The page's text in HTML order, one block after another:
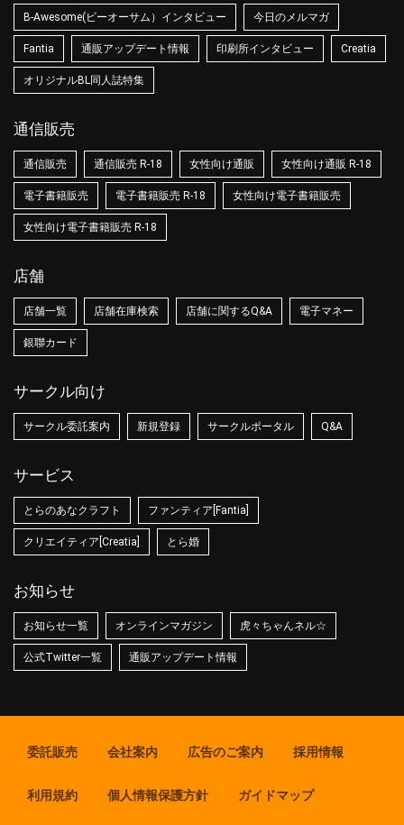
B-Awesome(ビーオーサム）インタビュー 今日のメルマガ
Fantia 通販アップデート情報 印刷所インタビュー Creatia
オリジナルBL同人誌特集
通信販売
通信販売 通信販売 R-18 女性向け通販 女性向け通販 R-18
電子書籍販売 電子書籍販売 R-18 女性向け電子書籍販売
女性向け電子書籍販売 R-18
店舗
店舗一覧 店舗在庫検索 店舗に関するQ&A 電子マネー
銀聯カード
サークル向け
サークル委託案内 新規登録 サークルポータル Q&A
サービス
とらのあなクラフト ファンティア[Fantia]
クリエイティア[Creatia] とら婚
お知らせ
お知らせ一覧 オンラインマガジン 虎々ちゃんネル☆
公式Twitter一覧 通販アップデート情報
委託販売 会社案内 広告のご案内 採用情報
利用規約 個人情報保護方針 ガイドマップ